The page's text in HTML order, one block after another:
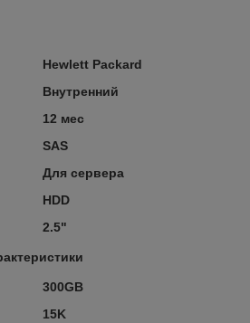
Hewlett Packard
Внутренний
12 мес
SAS
Для сервера
HDD
2.5"
300GB
15K